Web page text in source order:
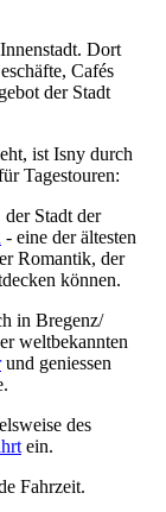
Dort
Cafés
der Stadt
ist Isny durch
Tagestouren:
der Stadt der
- eine der ältesten
Romantik, der
können.
in Bregenz/
weltbekannten
und geniessen
des
ein.
Fahrzeit.